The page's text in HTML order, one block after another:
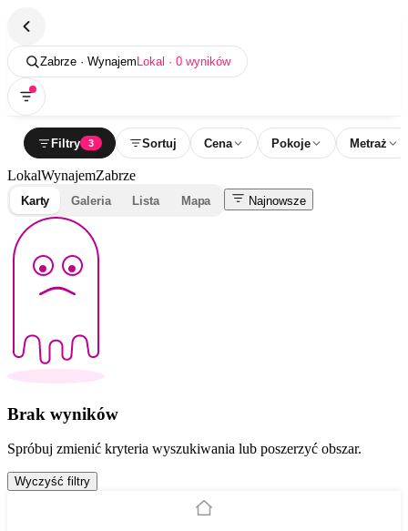
Zabrze · Wynajem Lokal · 0 wyników
Filtry 3 Sortuj Cena Pokoje Metraż
LokalWynajemZabrze
Karty Galeria Lista Mapa Najnowsze
Brak wyników
Spróbuj zmienić kryteria wyszukiwania lub poszerzyć obszar.
Wyczyść filtry